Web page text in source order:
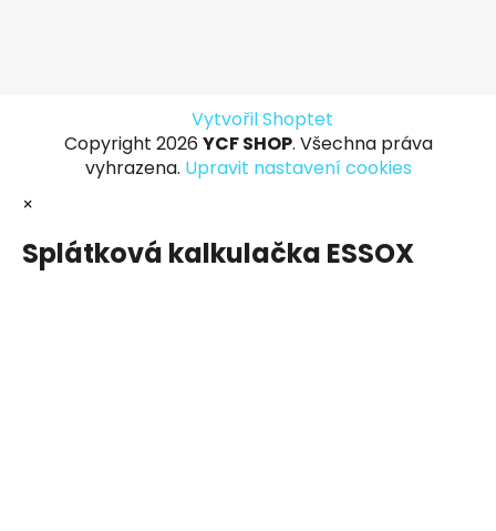
Vytvořil Shoptet
Copyright 2026 YCF SHOP. Všechna práva
vyhrazena. Upravit nastavení cookies
×
Splátková kalkulačka ESSOX